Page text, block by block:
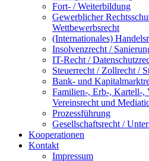
Fort- / Weiterbildung
Gewerblicher
Wettbewerbsrecht
(Internationales)
Insolvenzrecht /
IT-Recht /
Steuerrecht / Zollrecht /
Bank- und
Familien-, Erb-, Kartell-,
Vereinsrecht und
Prozessführung
Gesellschaftsrecht /
Kooperationen
Kontakt
Impressum